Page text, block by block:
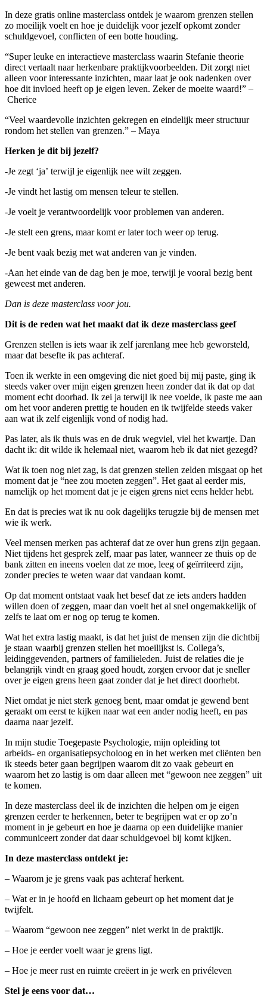
In deze gratis online masterclass ontdek je waarom grenzen stellen
zo moeilijk voelt en hoe je duidelijk voor jezelf opkomt zonder
schuldgevoel, conflicten of een botte houding.
“Super leuke en interactieve masterclass waarin Stefanie theorie
direct vertaalt naar herkenbare praktijkvoorbeelden. Dit zorgt niet
alleen voor interessante inzichten, maar laat je ook nadenken over
hoe dit invloed heeft op je eigen leven. Zeker de moeite waard!” –
Cherice
“Veel waardevolle inzichten gekregen en eindelijk meer structuur
rondom het stellen van grenzen.” – Maya
Herken je dit bij jezelf?
-Je zegt ‘ja’ terwijl je eigenlijk nee wilt zeggen.
-Je vindt het lastig om mensen teleur te stellen.
-Je voelt je verantwoordelijk voor problemen van anderen.
-Je stelt een grens, maar komt er later toch weer op terug.
-Je bent vaak bezig met wat anderen van je vinden.
-Aan het einde van de dag ben je moe, terwijl je vooral bezig bent
geweest met anderen.
Dan is deze masterclass voor jou.
Dit is de reden wat het maakt dat ik deze masterclass geef
Grenzen stellen is iets waar ik zelf jarenlang mee heb geworsteld,
maar dat besefte ik pas achteraf.
Toen ik werkte in een omgeving die niet goed bij mij paste, ging ik
steeds vaker over mijn eigen grenzen heen zonder dat ik dat op dat
moment echt doorhad. Ik zei ja terwijl ik nee voelde, ik paste me aan
om het voor anderen prettig te houden en ik twijfelde steeds vaker
aan wat ik zelf eigenlijk vond of nodig had.
Pas later, als ik thuis was en de druk wegviel, viel het kwartje. Dan
dacht ik: dit wilde ik helemaal niet, waarom heb ik dat niet gezegd?
Wat ik toen nog niet zag, is dat grenzen stellen zelden misgaat op het
moment dat je “nee zou moeten zeggen”. Het gaat al eerder mis,
namelijk op het moment dat je je eigen grens niet eens helder hebt.
En dat is precies wat ik nu ook dagelijks terugzie bij de mensen met
wie ik werk.
Veel mensen merken pas achteraf dat ze over hun grens zijn gegaan.
Niet tijdens het gesprek zelf, maar pas later, wanneer ze thuis op de
bank zitten en ineens voelen dat ze moe, leeg of geïrriteerd zijn,
zonder precies te weten waar dat vandaan komt.
Op dat moment ontstaat vaak het besef dat ze iets anders hadden
willen doen of zeggen, maar dan voelt het al snel ongemakkelijk of
zelfs te laat om er nog op terug te komen.
Wat het extra lastig maakt, is dat het juist de mensen zijn die dichtbij
je staan waarbij grenzen stellen het moeilijkst is. Collega’s,
leidinggevenden, partners of familieleden. Juist de relaties die je
belangrijk vindt en graag goed houdt, zorgen ervoor dat je sneller
over je eigen grens heen gaat zonder dat je het direct doorhebt.
Niet omdat je niet sterk genoeg bent, maar omdat je gewend bent
geraakt om eerst te kijken naar wat een ander nodig heeft, en pas
daarna naar jezelf.
In mijn studie Toegepaste Psychologie, mijn opleiding tot
arbeids- en organisatiepsycholoog en in het werken met cliënten ben
ik steeds beter gaan begrijpen waarom dit zo vaak gebeurt en
waarom het zo lastig is om daar alleen met “gewoon nee zeggen” uit
te komen.
In deze masterclass deel ik de inzichten die helpen om je eigen
grenzen eerder te herkennen, beter te begrijpen wat er op zo’n
moment in je gebeurt en hoe je daarna op een duidelijke manier
communiceert zonder dat daar schuldgevoel bij komt kijken.
In deze masterclass ontdekt je:
– Waarom je je grens vaak pas achteraf herkent.
– Wat er in je hoofd en lichaam gebeurt op het moment dat je
twijfelt.
– Waarom “gewoon nee zeggen” niet werkt in de praktijk.
– Hoe je eerder voelt waar je grens ligt.
– Hoe je meer rust en ruimte creëert in je werk en privéleven
Stel je eens voor dat…